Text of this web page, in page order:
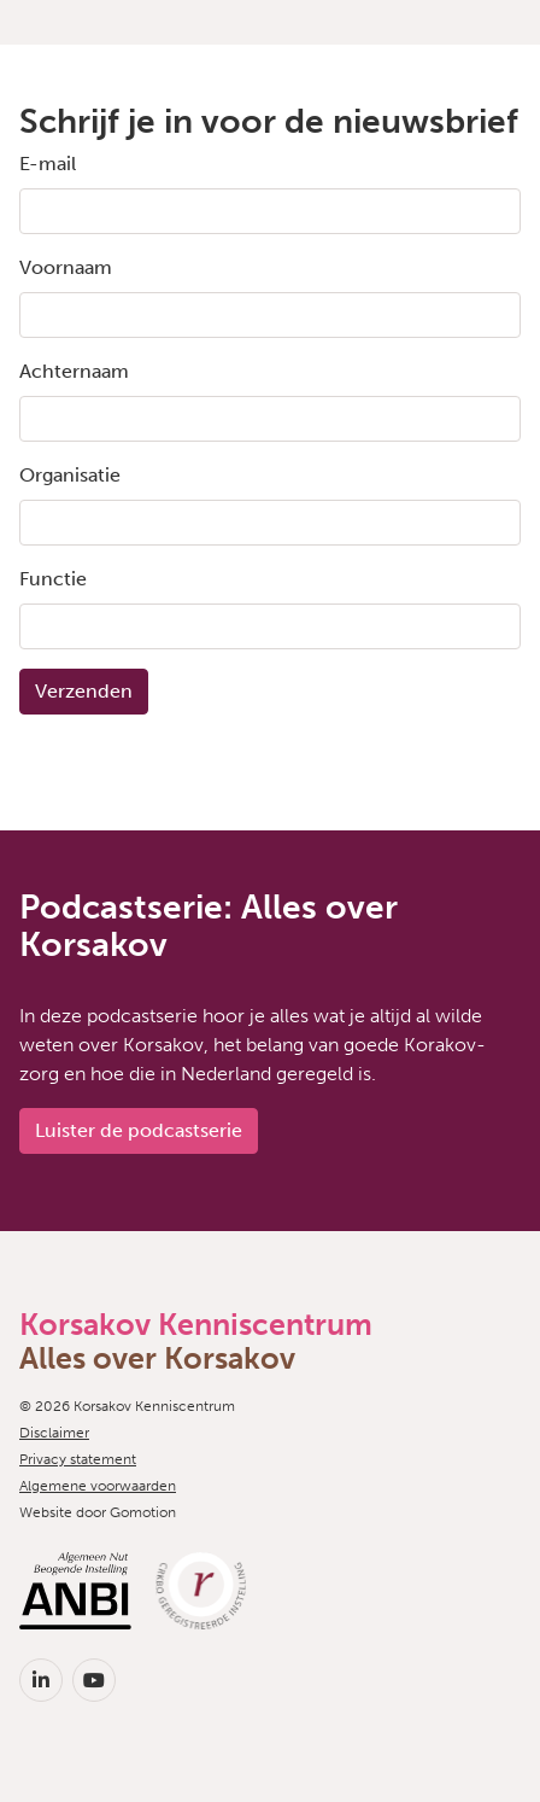
Schrijf je in voor de nieuwsbrief
E-mail
Voornaam
Achternaam
Organisatie
Functie
Verzenden
Podcastserie: Alles over
Korsakov
In deze podcastserie hoor je alles wat je altijd al wilde
weten over Korsakov, het belang van goede Korakov-
zorg en hoe die in Nederland geregeld is.
Luister de podcastserie
Korsakov Kenniscentrum
Alles over Korsakov
Copyright navigation
© 2026 Korsakov Kenniscentrum
Disclaimer
Privacy statement
Algemene voorwaarden
Website door Gomotion